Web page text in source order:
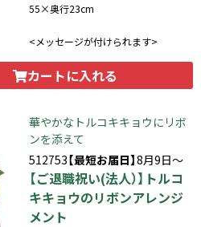
55×奥行23cm
<メッセージが付けられます>
カートに入れる
華やかなトルコキキョウにリボ
ンを添えて
512753【最短お届日】8月9日～
【ご退職祝い(法人）】トルコ
キキョウのリボンアレンジ
メント